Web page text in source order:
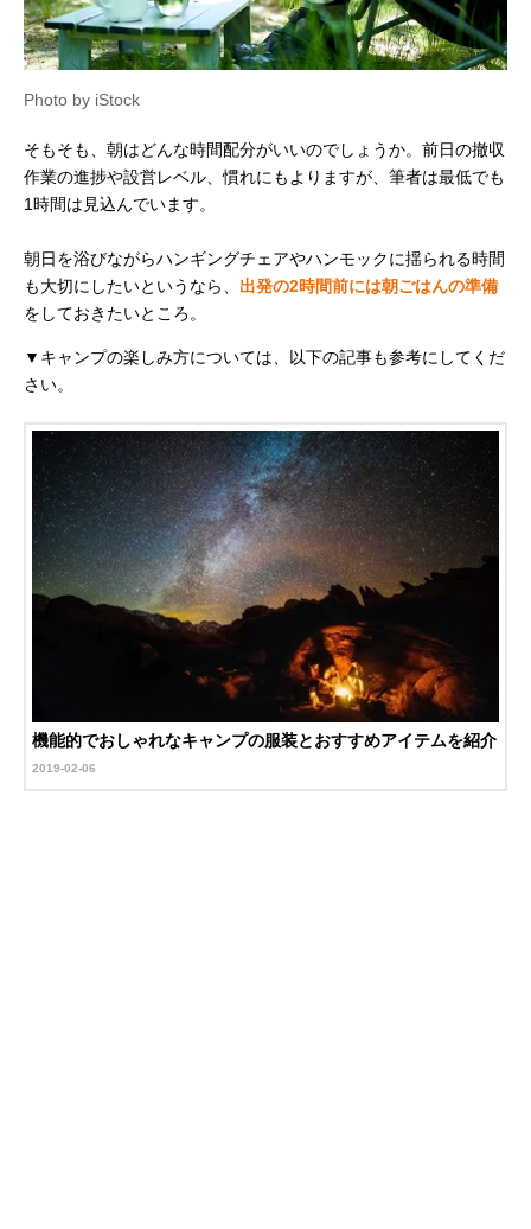
Photo by iStock
そもそも、朝はどんな時間配分がいいのでしょうか。前日の撤収
作業の進捗や設営レベル、慣れにもよりますが、筆者は最低でも
1時間は見込んでいます。
朝日を浴びながらハンギングチェアやハンモックに揺られる時間
も大切にしたいというなら、 出発の2時間前には朝ごはんの準備
をしておきたいところ。
▼キャンプの楽しみ方については、以下の記事も参考にしてくだ
さい。
機能的でおしゃれなキャンプの服装とおすすめアイテムを紹介
2019-02-06